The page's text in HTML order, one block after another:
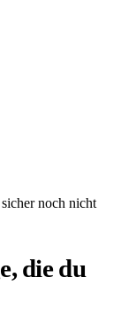
noch nicht
die du